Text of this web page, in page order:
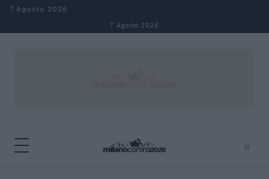
Salta al contenuto
7 Agosto 2026
7 Agosto 2026
⌕